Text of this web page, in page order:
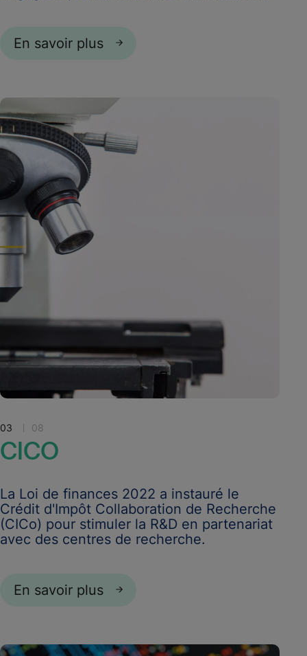
En savoir plus
03 08
CICO
La Loi de finances 2022 a instauré le
Crédit d'Impôt Collaboration de Recherche
(CICo) pour stimuler la R&D en partenariat
avec des centres de recherche.
En savoir plus